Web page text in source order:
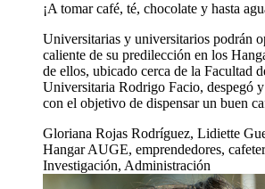
¡A tomar café, té, chocolate y hasta
Universitarias y universitarios podrán
caliente de su predilección en los
de ellos, ubicado cerca de la Facultad
Universitaria Rodrigo Facio, despegó
con el objetivo de dispensar un buen
Gloriana Rojas Rodríguez, Lidiette
Hangar AUGE, emprendedores,
Investigación, Administración